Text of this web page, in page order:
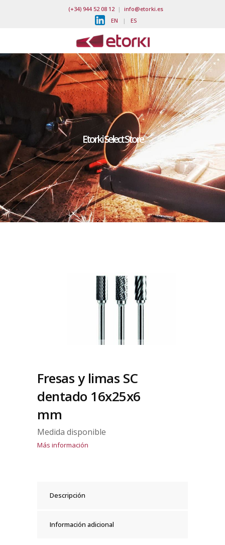
(+34) 944 52 08 12| info@etorki.es
EN | ES
Etorki Select Store
Fresas y limas SC
dentado 16x25x6
mm
Medida disponible
Más información
Descripción
Información adicional